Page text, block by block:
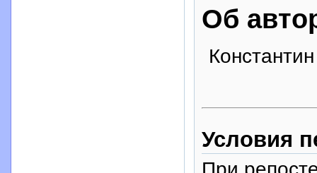
Об
Условия